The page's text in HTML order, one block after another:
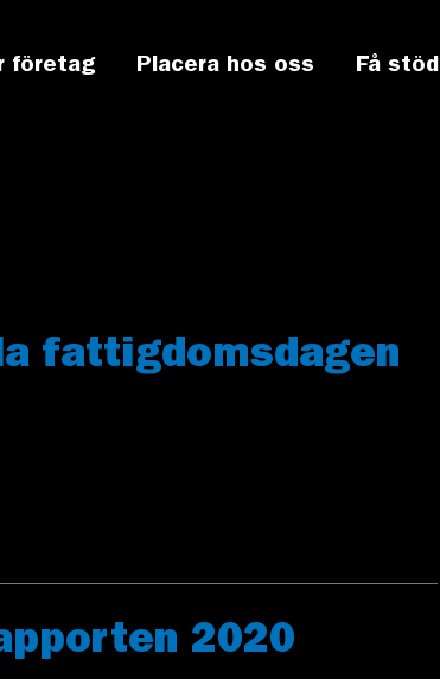
företag Placera hos oss Få stöd
fattigdomsdagen
2020